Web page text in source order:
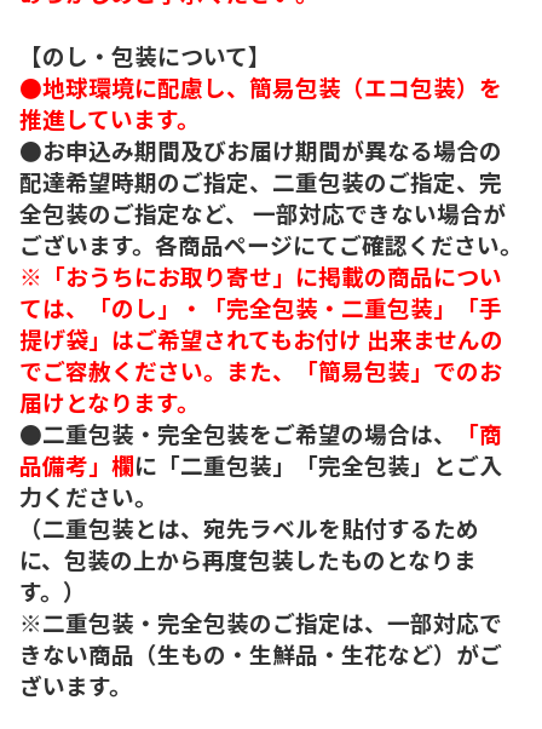
【のし・包装について】
●地球環境に配慮し、簡易包装（エコ包装）を
推進しています。
●お申込み期間及びお届け期間が異なる場合の
配達希望時期のご指定、二重包装のご指定、完
全包装のご指定など、 一部対応できない場合が
ございます。各商品ページにてご確認ください。
※「おうちにお取り寄せ」に掲載の商品につい
ては、「のし」・「完全包装・二重包装」「手
提げ袋」はご希望されてもお付け 出来ませんの
でご容赦ください。また、「簡易包装」でのお
届けとなります。
●二重包装・完全包装をご希望の場合は、
「商
品備考」欄に「二重包装」「完全包装」とご入
力ください。
（二重包装とは、宛先ラベルを貼付するため
に、包装の上から再度包装したものとなりま
す。）
※二重包装・完全包装のご指定は、一部対応で
きない商品（生もの・生鮮品・生花など）がご
ざいます。